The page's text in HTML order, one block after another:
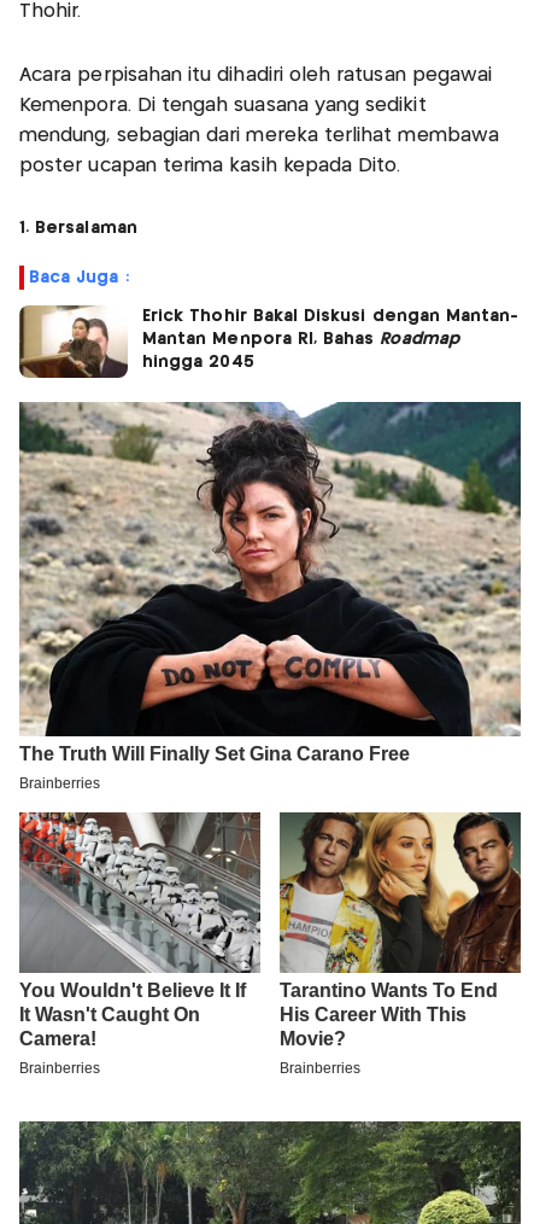
Thohir.
Acara perpisahan itu dihadiri oleh ratusan pegawai
Kemenpora. Di tengah suasana yang sedikit
mendung, sebagian dari mereka terlihat membawa
poster ucapan terima kasih kepada Dito.
1. Bersalaman
Baca Juga :
Erick Thohir Bakal Diskusi dengan Mantan-
Mantan Menpora RI, Bahas Roadmap
hingga 2045